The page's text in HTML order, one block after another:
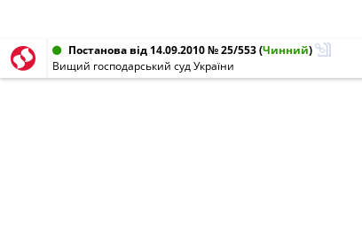
Постанова від 14.09.2010 № 25/553(Чинний)
Вищий господарський суд України